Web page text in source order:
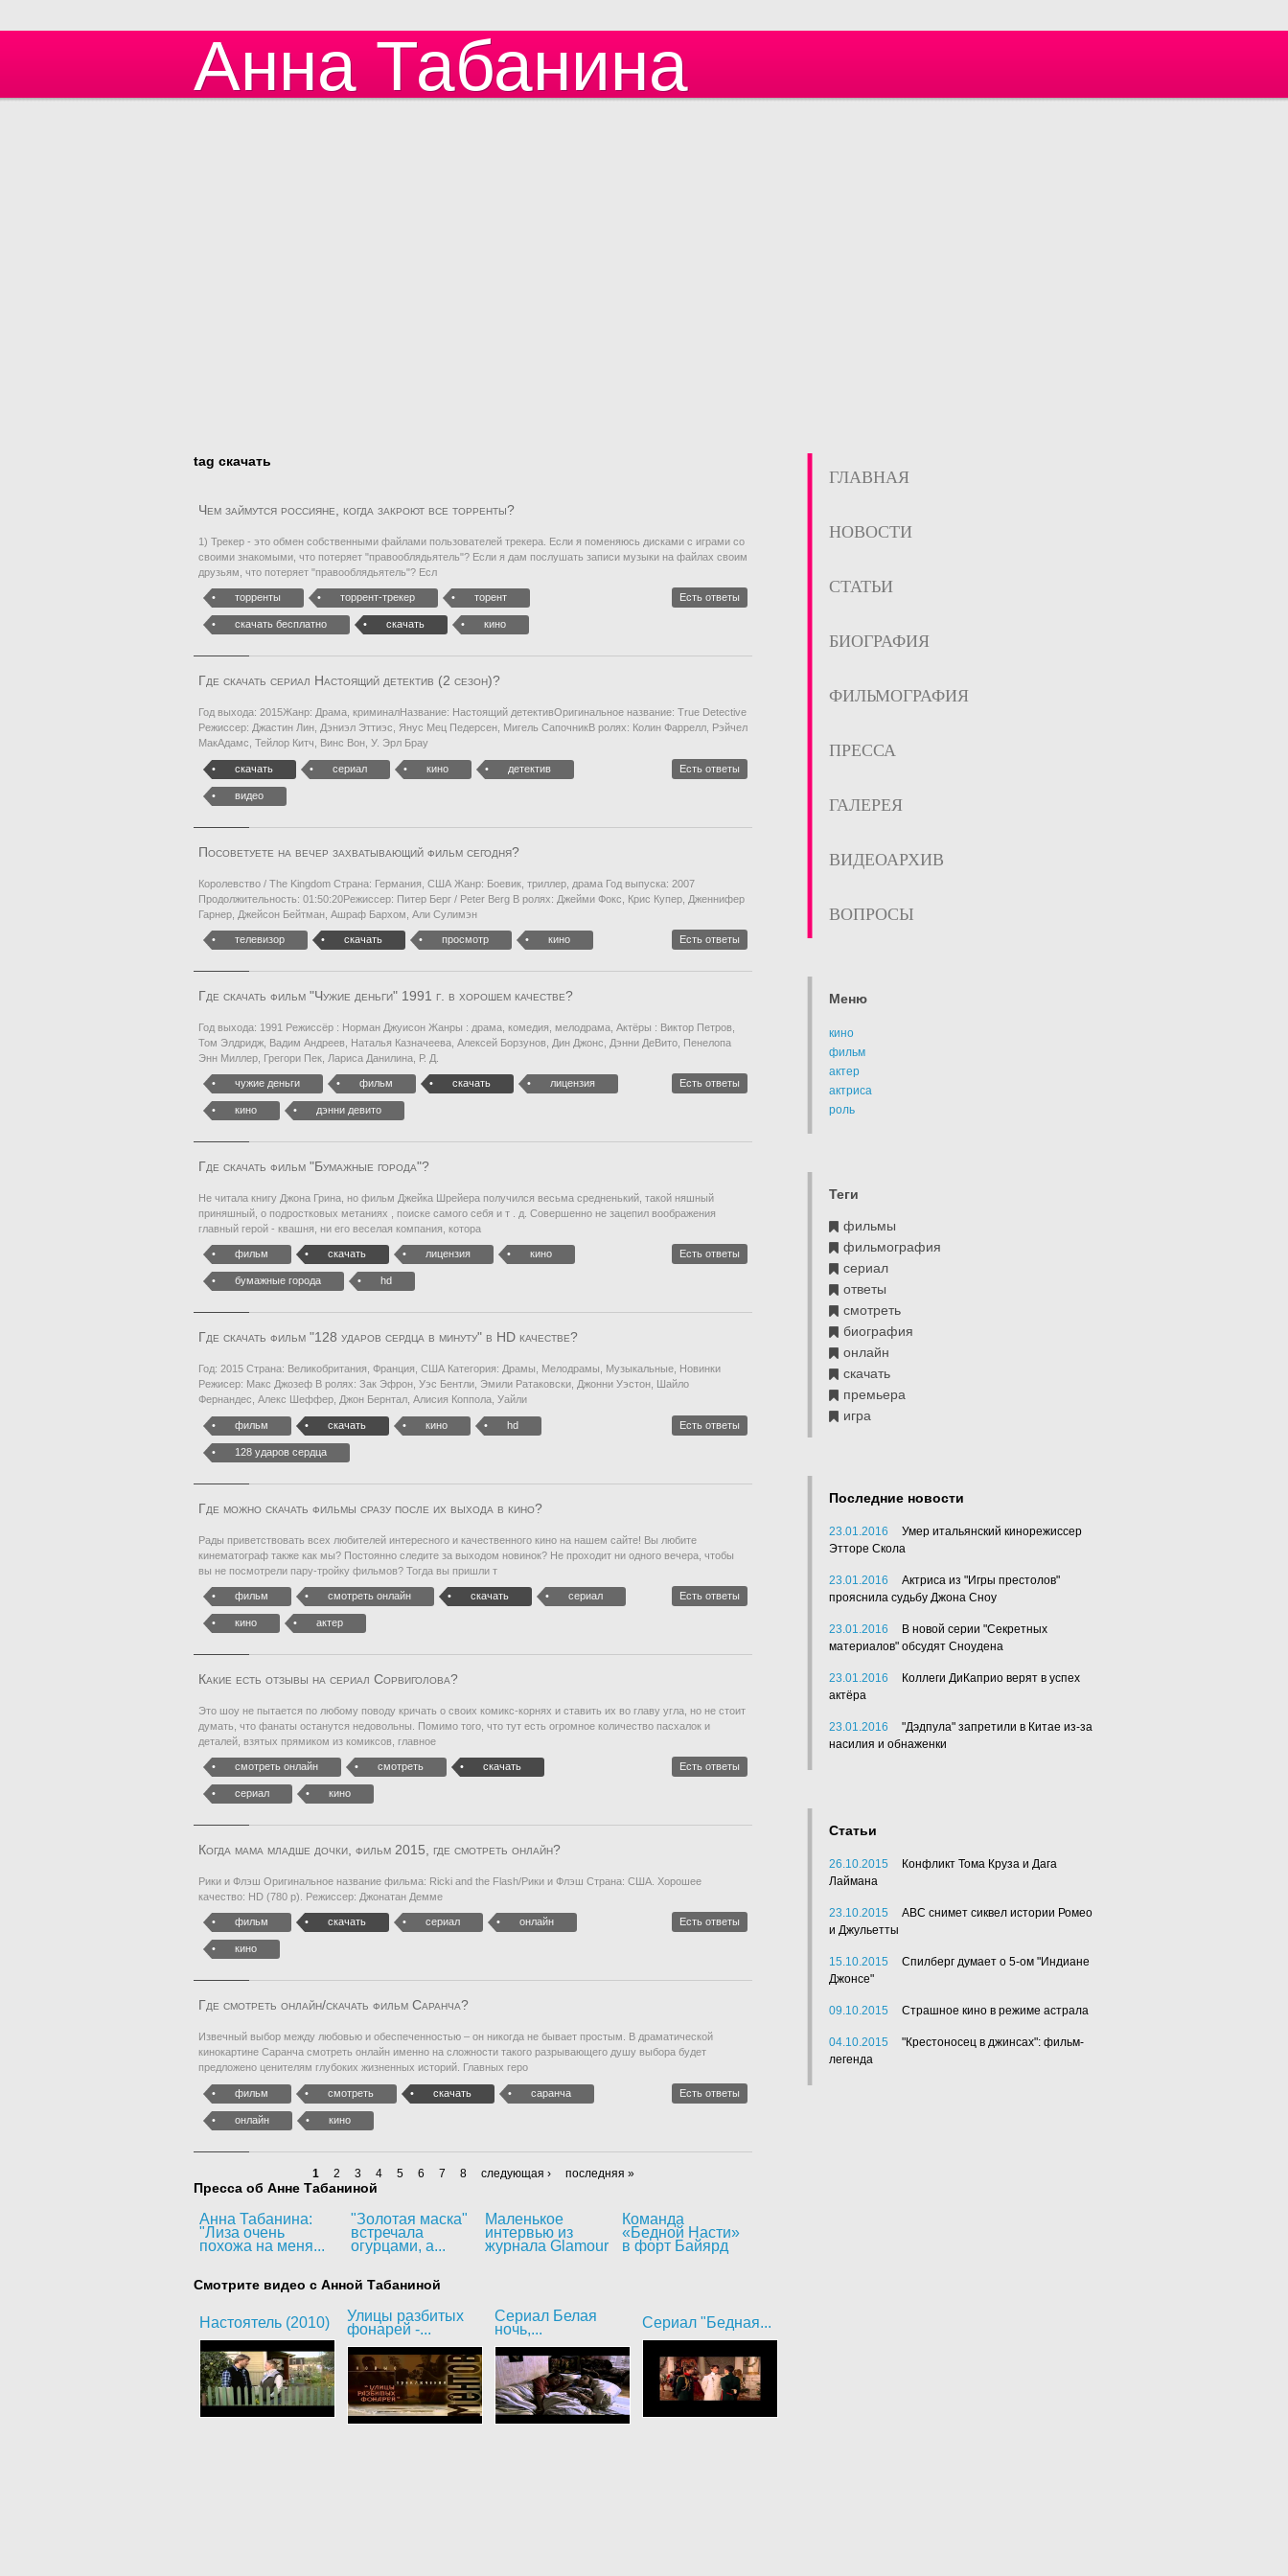
Анна Табанина
tag скачать
Чем займутся россияне, когда закроют все торренты?
1) Трекер - это обмен собственными файлами пользователей трекера. Если я поменяюсь дисками с играми со
своими знакомыми, что потеряет "правооблядьятель"? Если я дам послушать записи музыки на файлах своим
друзьям, что потеряет "правооблядьятель"? Есл
торренты торрент-трекер торент
скачать бесплатно скачать кино
Есть ответы
Где скачать сериал Настоящий детектив (2 сезон)?
Год выхода: 2015Жанр: Драма, криминалНазвание: Настоящий детективОригинальное название: True Detective
Режиссер: Джастин Лин, Дэниэл Эттиэс, Янус Мец Педерсен, Мигель СапочникВ ролях: Колин Фаррелл, Рэйчел
МакАдамс, Тейлор Китч, Винс Вон, У. Эрл Брау
скачать сериал кино детектив
видео
Есть ответы
Посоветуете на вечер захватывающий фильм сегодня?
Королевство / The Kingdom Страна: Германия, США Жанр: Боевик, триллер, драма Год выпуска: 2007
Продолжительность: 01:50:20Режиссер: Питер Берг / Peter Berg В ролях: Джейми Фокс, Крис Купер, Дженнифер
Гарнер, Джейсон Бейтман, Ашраф Бархом, Али Сулимэн
телевизор скачать просмотр кино Есть ответы
Где скачать фильм "Чужие деньги" 1991 г. в хорошем качестве?
Год выхода: 1991 Режиссёр : Норман Джуисон Жанры : драма, комедия, мелодрама, Актёры : Виктор Петров,
Том Элдридж, Вадим Андреев, Наталья Казначеева, Алексей Борзунов, Дин Джонс, Дэнни ДеВито, Пенелопа
Энн Миллер, Грегори Пек, Лариса Данилина, Р. Д.
чужие деньги фильм скачать лицензия
кино дэнни девито
Есть ответы
Где скачать фильм "Бумажные города"?
Не читала книгу Джона Грина, но фильм Джейка Шрейера получился весьма средненький, такой няшный
приняшный, о подростковых метаниях , поиске самого себя и т . д. Совершенно не зацепил воображения
главный герой - квашня, ни его веселая компания, котора
фильм скачать лицензия кино
бумажные города hd
Есть ответы
Где скачать фильм "128 ударов сердца в минуту" в HD качестве?
Год: 2015 Страна: Великобритания, Франция, США Категория: Драмы, Мелодрамы, Музыкальные, Новинки
Режисер: Макс Джозеф В ролях: Зак Эфрон, Уэс Бентли, Эмили Ратаковски, Джонни Уэстон, Шайло
Фернандес, Алекс Шеффер, Джон Бернтал, Алисия Коппола, Уайли
фильм скачать кино hd
128 ударов сердца
Есть ответы
Где можно скачать фильмы сразу после их выхода в кино?
Рады приветствовать всех любителей интересного и качественного кино на нашем сайте! Вы любите
кинематограф также как мы? Постоянно следите за выходом новинок? Не проходит ни одного вечера, чтобы
вы не посмотрели пару-тройку фильмов? Тогда вы пришли т
фильм смотреть онлайн скачать сериал
кино актер
Есть ответы
Какие есть отзывы на сериал Сорвиголова?
Это шоу не пытается по любому поводу кричать о своих комикс-корнях и ставить их во главу угла, но не стоит
думать, что фанаты останутся недовольны. Помимо того, что тут есть огромное количество пасхалок и
деталей, взятых прямиком из комиксов, главное
смотреть онлайн смотреть скачать
сериал кино
Есть ответы
Когда мама младше дочки, фильм 2015, где смотреть онлайн?
Рики и Флэш Оригинальное название фильма: Ricki and the Flash/Рики и Флэш Страна: США. Хорошее
качество: HD (780 p). Режиссер: Джонатан Демме
фильм скачать сериал онлайн
кино
Есть ответы
Где смотреть онлайн/скачать фильм Саранча?
Извечный выбор между любовью и обеспеченностью – он никогда не бывает простым. В драматической
кинокартине Саранча смотреть онлайн именно на сложности такого разрывающего душу выбора будет
предложено ценителям глубоких жизненных историй. Главных геро
фильм смотреть скачать саранча
онлайн кино
Есть ответы
1 2 3 4 5 6 7 8 следующая › последняя »
Пресса об Анне Табаниной
Анна Табанина:
"Лиза очень
похожа на меня...
"Золотая маска"
встречала
огурцами, а...
Маленькое
интервью из
журнала Glamour
Команда
«Бедной Насти»
в форт Байярд
Смотрите видео с Анной Табаниной
Настоятель (2010)
Улицы разбитых
фонарей -...
Сериал Белая
ночь,...
Сериал "Бедная...
ГЛАВНАЯ
НОВОСТИ
СТАТЬИ
БИОГРАФИЯ
ФИЛЬМОГРАФИЯ
ПРЕССА
ГАЛЕРЕЯ
ВИДЕОАРХИВ
ВОПРОСЫ
Меню
кино
фильм
актер
актриса
роль
Теги
фильмы
фильмография
сериал
ответы
смотреть
биография
онлайн
скачать
премьера
игра
Последние новости
23.01.2016
Умер итальянский кинорежиссер
Этторе Скола
23.01.2016
Актриса из "Игры престолов"
прояснила судьбу Джона Сноу
23.01.2016
В новой серии "Секретных
материалов" обсудят Сноудена
23.01.2016
Коллеги ДиКаприо верят в успех
актёра
23.01.2016
"Дэдпула" запретили в Китае из-за
насилия и обнаженки
Статьи
26.10.2015
Конфликт Тома Круза и Дага
Лаймана
23.10.2015
АВС снимет сиквел истории Ромео
и Джульетты
15.10.2015
Спилберг думает о 5-ом "Индиане
Джонсе"
09.10.2015 Страшное кино в режиме астрала
04.10.2015
"Крестоносец в джинсах": фильм-
легенда